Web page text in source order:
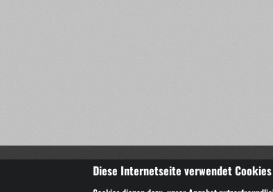
Copyright © 2014-2025 Bernsteindirekt.de – wir
Diese Internetseite verwendet Cookies